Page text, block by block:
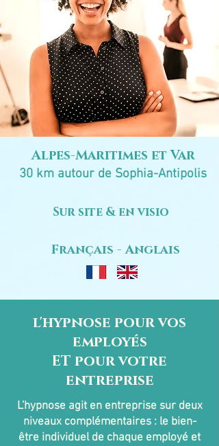
Alpes-Maritimes et Var
30 km autour de Sophia-Antipolis
Sur site & en visio
Français - Anglais
l'hypnose pour vos
employés
ET pour votre
entreprise
L'hypnose agit en entreprise sur deux
niveaux complémentaires : le bien-
être individuel de chaque employé et